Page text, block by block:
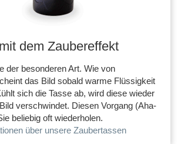
dem Zaubereffekt
der besonderen Art. Wie von
das Bild sobald warme Flüssigkeit
sich die Tasse ab, wird diese wieder
verschwindet. Diesen Vorgang (Aha-
beliebig oft wiederholen.
über unsere Zaubertassen